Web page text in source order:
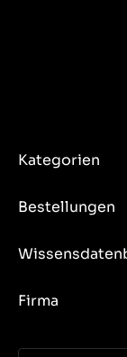
Kategorien
Bestellungen
Firma